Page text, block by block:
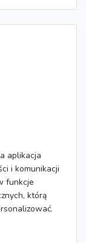
aplikacja
i komunikacji
funkcje
którą